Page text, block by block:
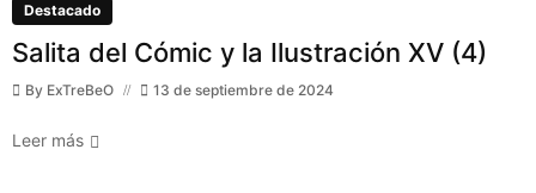
Destacado
Salita del Cómic y la Ilustración XV (4)
By ExTreBeO 13 de septiembre de 2024
Leer más